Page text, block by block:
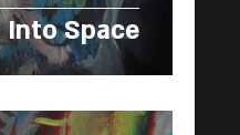
Into Space